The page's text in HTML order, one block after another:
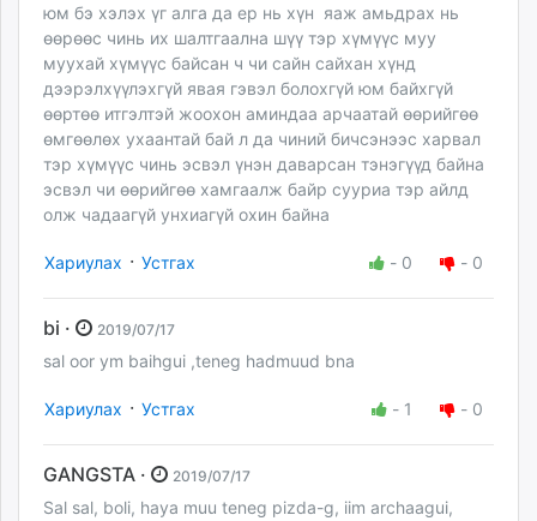
юм бэ хэлэх үг алга да ер нь хүн яаж амьдрах нь
өөрөөс чинь их шалтгаална шүү тэр хүмүүс муу
муухай хүмүүс байсан ч чи сайн сайхан хүнд
дээрэлхүүлэхгүй явая гэвэл болохгүй юм байхгүй
өөртөө итгэлтэй жоохон аминдаа арчаатай өөрийгөө
өмгөөлөх ухаантай бай л да чиний бичсэнээс харвал
тэр хүмүүс чинь эсвэл үнэн даварсан тэнэгүүд байна
эсвэл чи өөрийгөө хамгаалж байр сууриа тэр айлд
олж чадаагүй унхиагүй охин байна
Хариулах · Устгах - 0 - 0
bi · 2019/07/17
sal oor ym baihgui ,teneg hadmuud bna
Хариулах · Устгах - 1 - 0
GANGSTA · 2019/07/17
Sal sal, boli, haya muu teneg pizda-g, iim archaagui,